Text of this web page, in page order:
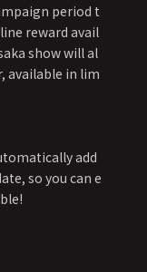
period t
reward avail
show will al
available in lim
add
so you can e